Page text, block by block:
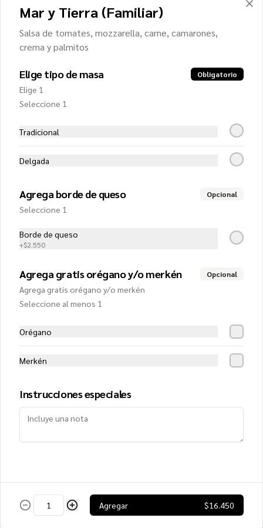
Salsa de tomates, mozzarella, tomate,
cebolla, carne y aceitunas negras
$12.550
Salsa de tomates, mozzarella, jamón,
ahumado, alcaparras, palmitos y crema
$17.800
Mar y Tierra (Familiar)
Salsa de tomates, mozzarella, carne, camarones,
crema y palmitos
Elige tipo de masa Obligatorio
Elige 1
Seleccione 1
Tradicional
Delgada
Agrega borde de queso Opcional
Seleccione 1
Borde de queso
+$2.550
Agrega gratis orégano y/o merkén Opcional
Agrega gratis orégano y/o merkén
Seleccione al menos 1
Orégano
Merkén
Instrucciones especiales
Agregar $16.450